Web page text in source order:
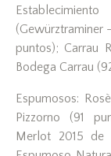
(Gewürztraminer
puntos); Carrau
Bodega Carrau
Espumosos:
Pizzorno (91
Merlot 2015 de